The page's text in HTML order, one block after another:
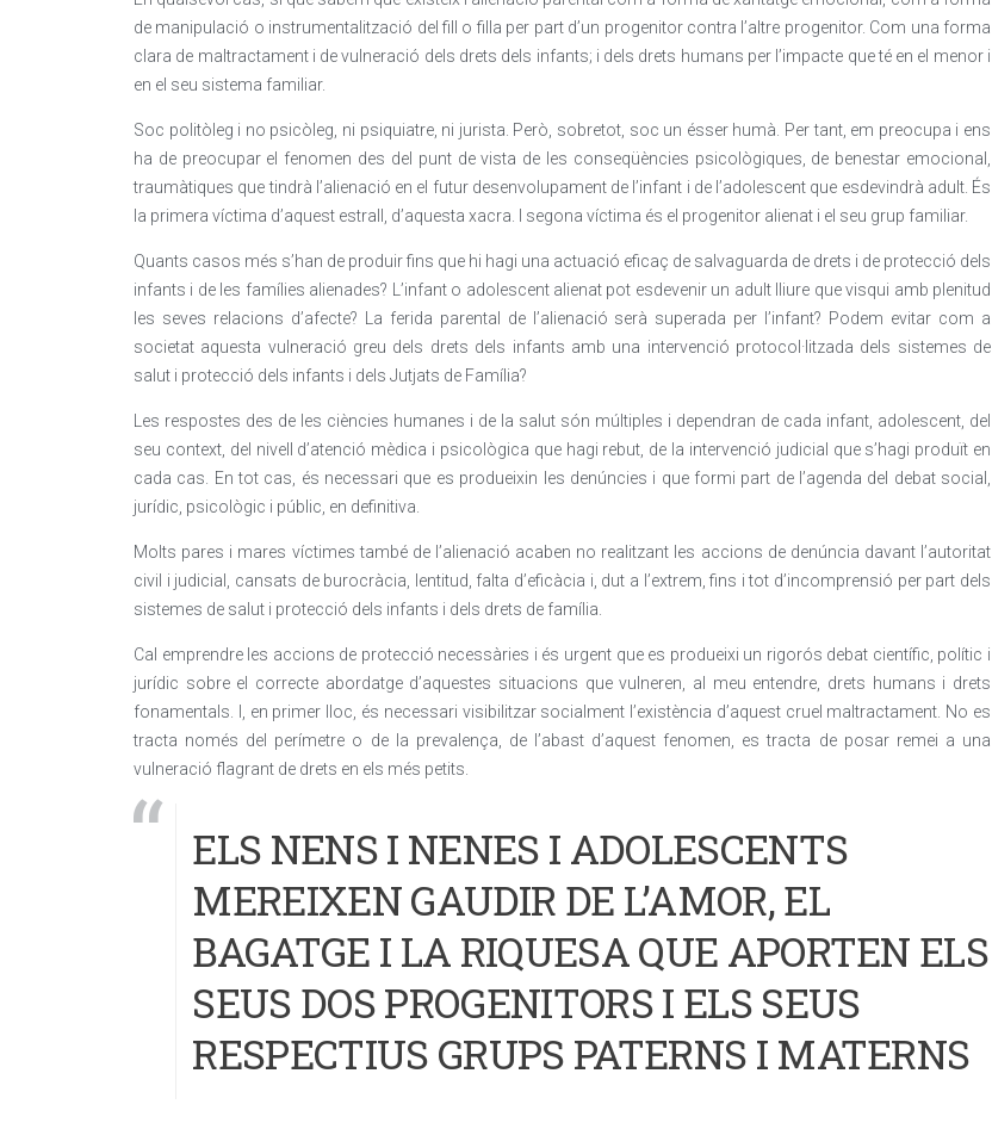
de manipulació o instrumentalització del fill o filla per part d’un progenitor contra l’altre progenitor. Com una forma
clara de maltractament i de vulneració dels drets dels infants; i dels drets humans per l’impacte que té en el menor i
en el seu sistema familiar.
Soc politòleg i no psicòleg, ni psiquiatre, ni jurista. Però, sobretot, soc un ésser humà. Per tant, em preocupa i ens
ha de preocupar el fenomen des del punt de vista de les conseqüències psicològiques, de benestar emocional,
traumàtiques que tindrà l’alienació en el futur desenvolupament de l’infant i de l’adolescent que esdevindrà adult. És
la primera víctima d’aquest estrall, d’aquesta xacra. I segona víctima és el progenitor alienat i el seu grup familiar.
Quants casos més s’han de produir fins que hi hagi una actuació eficaç de salvaguarda de drets i de protecció dels
infants i de les famílies alienades? L’infant o adolescent alienat pot esdevenir un adult lliure que visqui amb plenitud
les seves relacions d’afecte? La ferida parental de l’alienació serà superada per l’infant? Podem evitar com a
societat aquesta vulneració greu dels drets dels infants amb una intervenció protocol·litzada dels sistemes de
salut i protecció dels infants i dels Jutjats de Família?
Les respostes des de les ciències humanes i de la salut són múltiples i dependran de cada infant, adolescent, del
seu context, del nivell d’atenció mèdica i psicològica que hagi rebut, de la intervenció judicial que s’hagi produït en
cada cas. En tot cas, és necessari que es produeixin les denúncies i que formi part de l’agenda del debat social,
jurídic, psicològic i públic, en definitiva.
Molts pares i mares víctimes també de l’alienació acaben no realitzant les accions de denúncia davant l’autoritat
civil i judicial, cansats de burocràcia, lentitud, falta d’eficàcia i, dut a l’extrem, fins i tot d’incomprensió per part dels
sistemes de salut i protecció dels infants i dels drets de família.
Cal emprendre les accions de protecció necessàries i és urgent que es produeixi un rigorós debat científic, polític i
jurídic sobre el correcte abordatge d’aquestes situacions que vulneren, al meu entendre, drets humans i drets
fonamentals. I, en primer lloc, és necessari visibilitzar socialment l’existència d’aquest cruel maltractament. No es
tracta només del perímetre o de la prevalença, de l’abast d’aquest fenomen, es tracta de posar remei a una
vulneració flagrant de drets en els més petits.
ELS NENS I NENES I ADOLESCENTS
MEREIXEN GAUDIR DE L’AMOR, EL
BAGATGE I LA RIQUESA QUE APORTEN ELS
SEUS DOS PROGENITORS I ELS SEUS
RESPECTIUS GRUPS PATERNS I MATERNS